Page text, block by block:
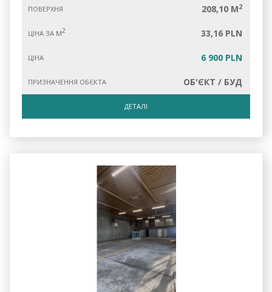
ПОВЕРХНЯ 208,10 M2
ЦІНА ЗА М2 33,16 PLN
ЦІНА 6 900 PLN
ПРИЗНАЧЕННЯ ОБЄКТА ОБ'ЄКТ / БУД
ДЕТАЛІ